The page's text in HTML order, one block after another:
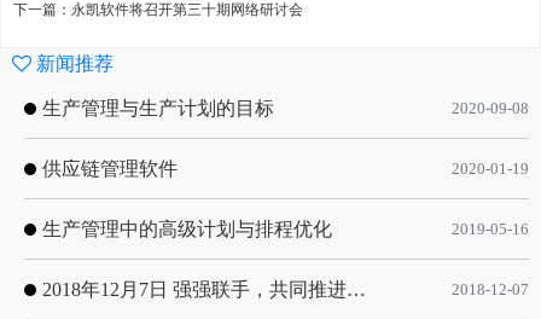
下一篇：永凯软件将召开第三十期网络研讨会
新闻推荐
生产管理与生产计划的目标 2020-09-08
供应链管理软件 2020-01-19
生产管理中的高级计划与排程优化 2019-05-16
2018年12月7日 强强联手，共同推进电子器件领域APS应用典范 风华高科生产自动化工业互联网应用项目-APS项目启动会 2018-12-07